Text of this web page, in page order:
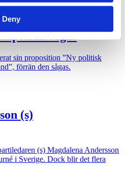
Deny
sågas
sin proposition ”Ny politisk
förrän den sågas.
(s)
(s) Magdalena Andersson
i Sverige. Dock blir det flera